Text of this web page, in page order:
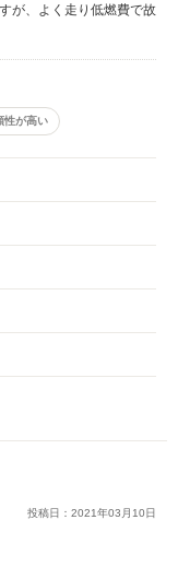
が、よく走り低燃費で故
性が高い
投稿日： 2021年03 月 10日